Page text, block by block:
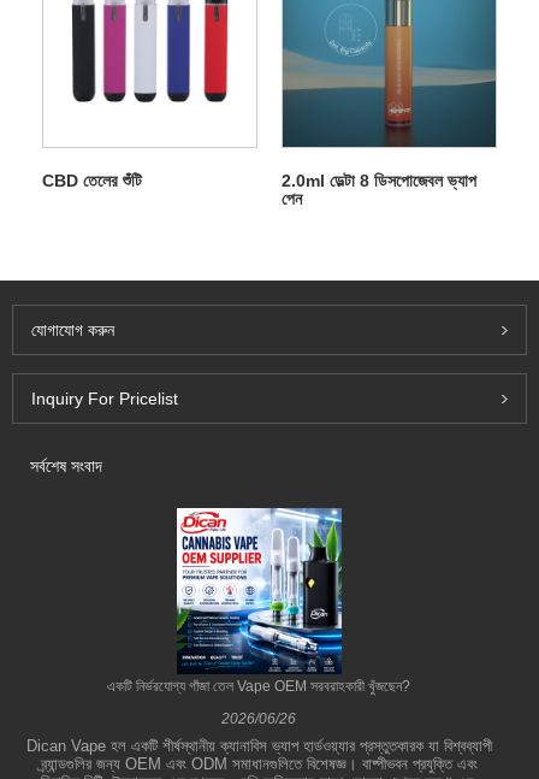
CBD তেলের শুঁটি
2.0ml ডেল্টা 8 ডিসপোজেবল ভ্যাপ
পেন
যোগাযোগ করুন
Inquiry For Pricelist
সর্বশেষ সংবাদ
একটি নির্ভরযোগ্য গাঁজা তেল Vape OEM সরবরাহকারী খুঁজছেন?
2026/06/26
Dican Vape হল একটি শীর্ষস্থানীয় ক্যানাবিস ভ্যাপ হার্ডওয়্যার প্রস্তুতকারক যা বিশ্বব্যাপী
ব্র্যান্ডগুলির জন্য OEM এবং ODM সমাধানগুলিতে বিশেষজ্ঞ। বাষ্পীভবন প্রযুক্তি এবং